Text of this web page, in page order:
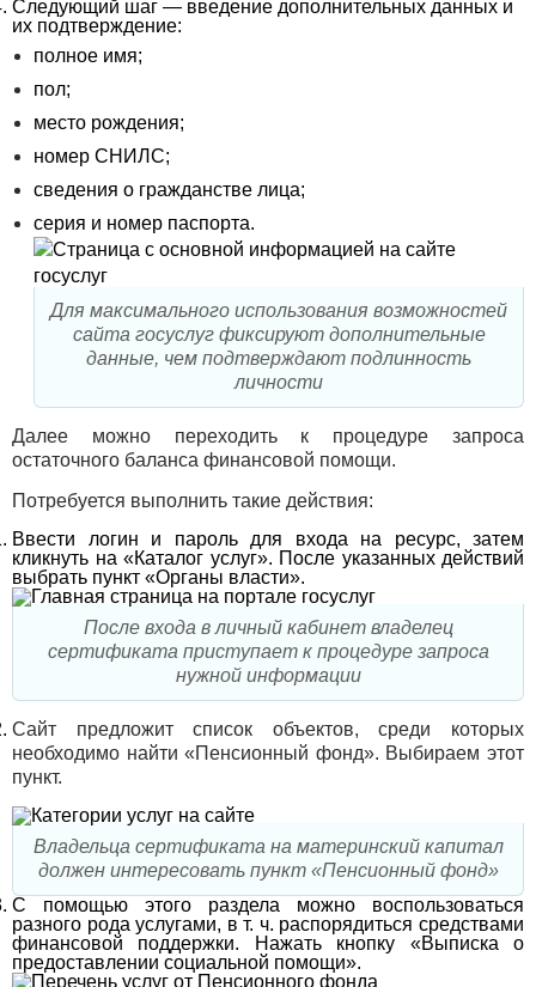
Следующий шаг — введение дополнительных данных и
их подтверждение:
полное имя;
пол;
место рождения;
номер СНИЛС;
сведения о гражданстве лица;
серия и номер паспорта.
Для максимального использования возможностей
сайта госуслуг фиксируют дополнительные
данные, чем подтверждают подлинность
личности
Далее можно переходить к процедуре запроса
остаточного баланса финансовой помощи.
Потребуется выполнить такие действия:
Ввести логин и пароль для входа на ресурс, затем
кликнуть на «Каталог услуг». После указанных действий
выбрать пункт «Органы власти».
После входа в личный кабинет владелец
сертификата приступает к процедуре запроса
нужной информации
Сайт предложит список объектов, среди которых
необходимо найти «Пенсионный фонд». Выбираем этот
пункт.
Владельца сертификата на материнский капитал
должен интересовать пункт «Пенсионный фонд»
С помощью этого раздела можно воспользоваться
разного рода услугами, в т. ч. распорядиться средствами
финансовой поддержки. Нажать кнопку «Выписка о
предоставлении социальной помощи».